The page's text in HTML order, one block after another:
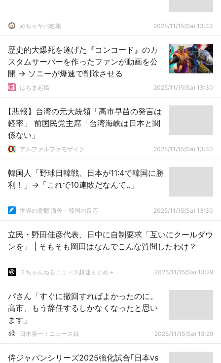
めちゃヤバ速報 2025/11/15(Sa) 13:33
歴史的大爆死を遂げた『コンコード』のカ
スタムサーバーを作ったファンが動画を公
開 → ソニーが爆速で削除させる
はちま起稿 2025/11/15(Sa) 13:30
【悲報】台湾の元大統領「高市早苗の発言は
軽率」 前国民党主席「台湾海峡は日本と関
係ない」
アルファルファモザイク 2025/11/15(Sa) 13:30
韓国人「野球日韓戦、日本が11:4で韓国に勝
利！」→「これで10連敗だなんて‥」
世界の憂鬱 海外・韓国の反応 2025/11/15(Sa) 13:30
立民・野田佳彦代表、日中に自制要求「互いにクールダウ
ンを」 | そもそも岡田はなんでこんな質問したわけ？
２ちゃんねるニュース超速まとめ＋ 2025/11/15(Sa) 13:29
パさん「すぐに撤回すればよかったのに。
高市、もう辞任するしかなくなったと思い
ます」
日本第一！ニュース録 2025/11/15(Sa) 13:29
侍ジャパンシリーズ2025強化試合｢日本vs